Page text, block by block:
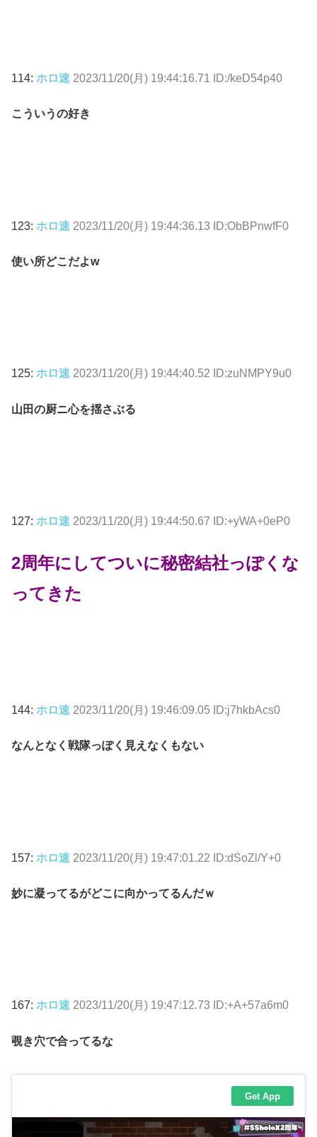
114: ホロ速 2023/11/20(月) 19:44:16.71 ID:/keD54p40
こういうの好き
123: ホロ速 2023/11/20(月) 19:44:36.13 ID:ObBPnwfF0
使い所どこだよw
125: ホロ速 2023/11/20(月) 19:44:40.52 ID:zuNMPY9u0
山田の厨ニ心を揺さぶる
127: ホロ速 2023/11/20(月) 19:44:50.67 ID:+yWA+0eP0
2周年にしてついに秘密結社っぽくな
ってきた
144: ホロ速 2023/11/20(月) 19:46:09.05 ID:j7hkbAcs0
なんとなく戦隊っぽく見えなくもない
157: ホロ速 2023/11/20(月) 19:47:01.22 ID:dSoZl/Y+0
妙に凝ってるがどこに向かってるんだｗ
167: ホロ速 2023/11/20(月) 19:47:12.73 ID:+A+57a6m0
覗き穴で合ってるな